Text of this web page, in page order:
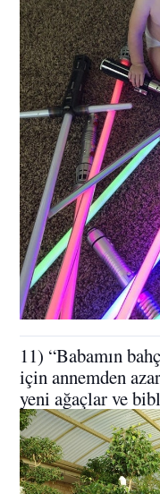
11) “Babamın
için annemden
yeni ağaçlar ve